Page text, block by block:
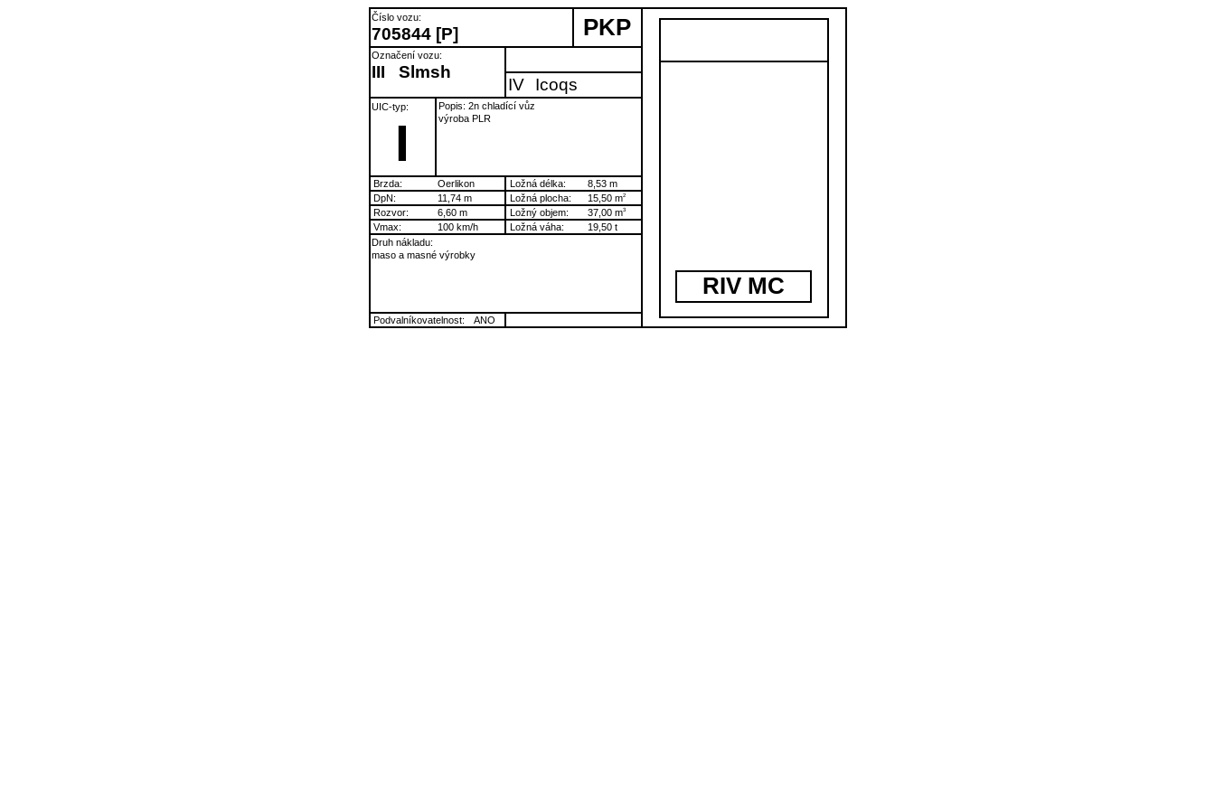
Číslo vozu:
705844 [P] PKP
RIV MC
Označení vozu:
III Slmsh
IV Icoqs
UIC-typ:
I
Popis: 2n chladící vůz
výroba PLR
Brzda: Oerlikon Ložná délka:
8,53 m
DpN:
11,74 m Ložná plocha: 15,50 m2
Rozvor: 6,60 m Ložný objem: 37,00 m3
Vmax: 100 km/h Ložná váha:
19,50 t
Druh nákladu:
maso a masné výrobky
Podvalníkovatelnost: ANO